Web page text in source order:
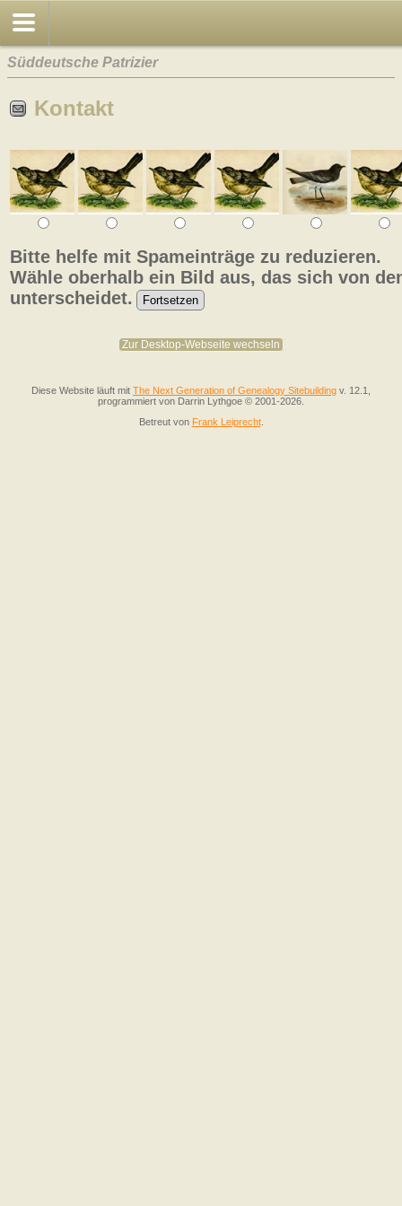
Süddeutsche Patrizier
Kontakt
Bitte helfe mit Spameinträge zu reduzieren.
Wähle oberhalb ein Bild aus, das sich von
unterscheidet.
Zur Desktop-Webseite wechseln
Diese Website läuft mit The Next Generation of Genealogy Sitebuilding v. 12.1,
programmiert von Darrin Lythgoe © 2001-2026.
Betreut von Frank Leiprecht.